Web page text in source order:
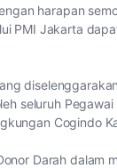
harapan
PMI Jakarta
seluruh
Cogindo
Darah dalam